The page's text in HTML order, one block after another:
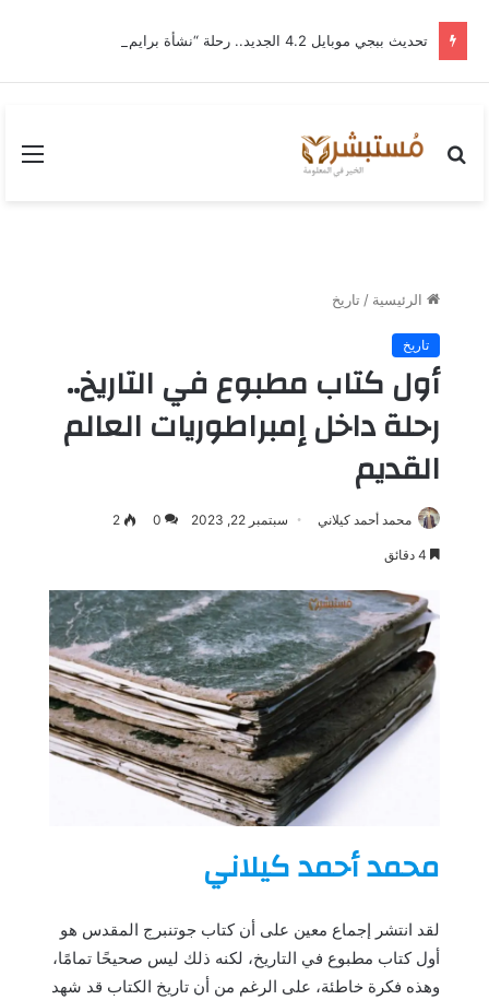
بحث
الرئيسية / تاريخ
تاريخ
أول كتاب مطبوع في التاريخ..
رحلة داخل إمبراطوريات العالم
القديم
محمد أحمد كيلاني سبتمبر 22, 2023 0
2
محمد أحمد كيلاني
لقد انتشر إجماع معين على أن كتاب جوتنبرج المقدس هو
أول كتاب مطبوع في التاريخ، لكنه ذلك ليس صحيحًا تمامًا،
وهذه فكرة خاطئة، على الرغم من أن تاريخ الكتاب قد شهد